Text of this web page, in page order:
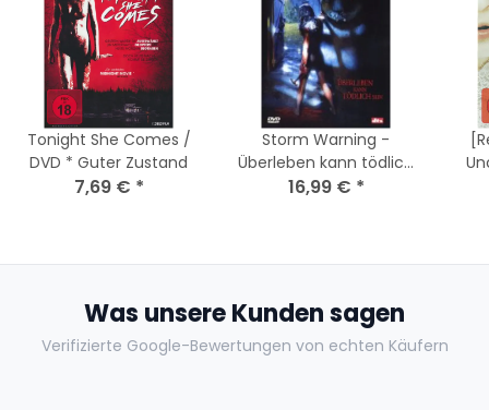
Tonight She Comes /
DVD * Guter Zustand
7,69 € *
Storm Warning -
Überleben kann tödlich
sein / DVD * Guter
16,99 € *
Was unsere Kunden sagen
Verifizierte Google-Bewertungen von echten Käufern